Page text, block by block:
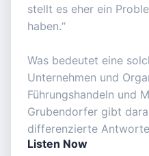
stellt es eher ein
haben.“
Was bedeutet eine
Unternehmen und
Führungshandeln und
Grubendorfer gibt
differenzierte
Listen Now